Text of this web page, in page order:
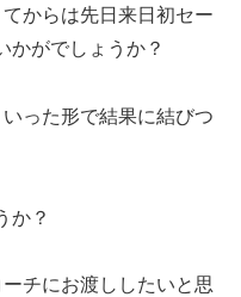
からは先日来日初セー
かがでしょうか？
った形で結果に結びつ
か？
チにお渡ししたいと思